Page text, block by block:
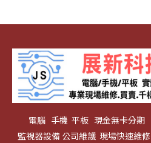
電腦 手機 平板 現金無卡分期
監視器設備 公司維護 現場快速維修